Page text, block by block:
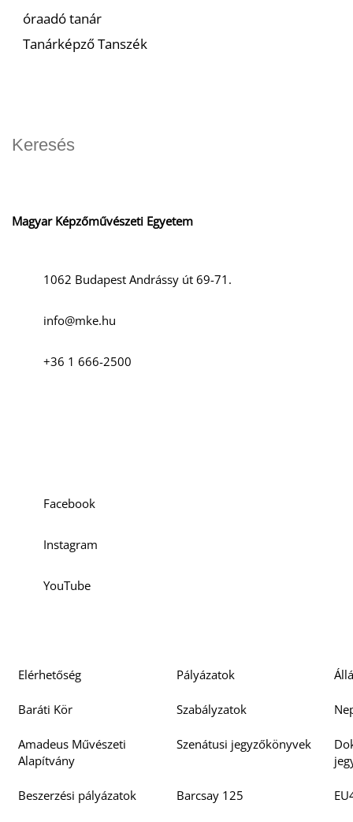
óraadó tanár
Tanárképző Tanszék
Magyar Képzőművészeti Egyetem
1062 Budapest Andrássy út 69-71.
info@mke.hu
+36 1 666-2500
Facebook
Instagram
YouTube
Elérhetőség Pályázatok
Baráti Kör Szabályzatok
Amadeus Művészeti
Alapítvány
Szenátusi jegyzőkönyvek
Beszerzési pályázatok Barcsay 125